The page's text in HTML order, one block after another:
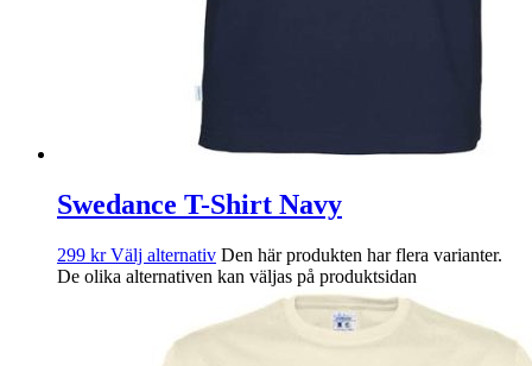
Swedance T-Shirt Navy
299 kr Välj alternativ Den här produkten har flera varianter.
De olika alternativen kan väljas på produktsidan